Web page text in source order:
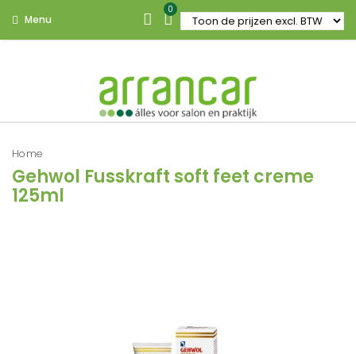
Menu
0
Home
Gehwol Fusskraft soft feet creme
125ml